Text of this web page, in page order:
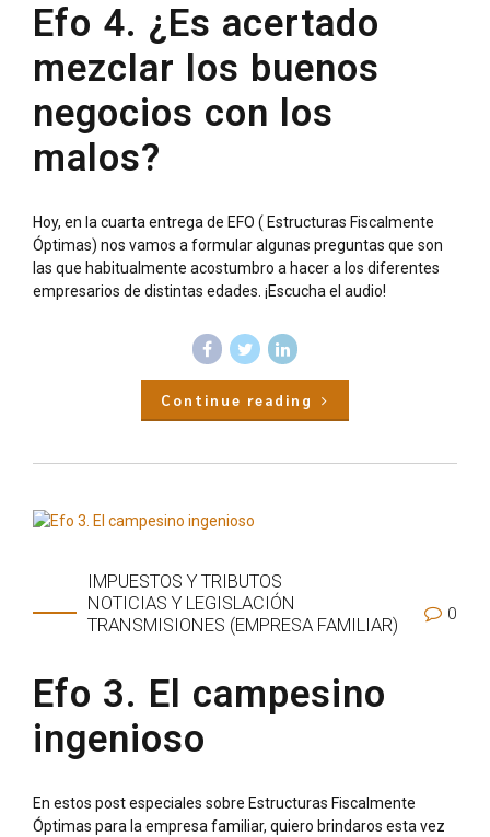
Efo 4. ¿Es acertado
mezclar los buenos
negocios con los
malos?
Hoy, en la cuarta entrega de EFO ( Estructuras Fiscalmente
Óptimas) nos vamos a formular algunas preguntas que son
las que habitualmente acostumbro a hacer a los diferentes
empresarios de distintas edades. ¡Escucha el audio!
Continue reading
IMPUESTOS Y TRIBUTOS
NOTICIAS Y LEGISLACIÓN
TRANSMISIONES (EMPRESA FAMILIAR)
0
Efo 3. El campesino
ingenioso
En estos post especiales sobre Estructuras Fiscalmente
Óptimas para la empresa familiar, quiero brindaros esta vez